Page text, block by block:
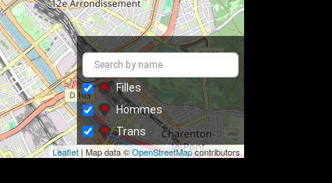
Leaflet| Map data ©OpenStreetMapcontributors
Filles
Hommes
Trans